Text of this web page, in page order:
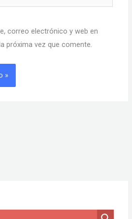
correo electrónico y web en
próxima vez que comente.